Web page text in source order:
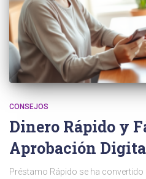
CONSEJOS
Dinero Rápido y
Aprobación
Préstamo Rápido se ha